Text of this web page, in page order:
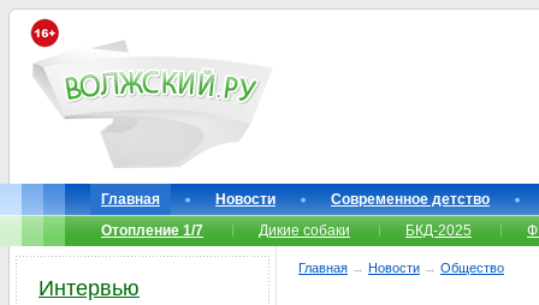
Главная Новости
Современное детство
Отопление 1/7
Дикие собаки БКД-2025
Главная → Новости → Общество
Интервью